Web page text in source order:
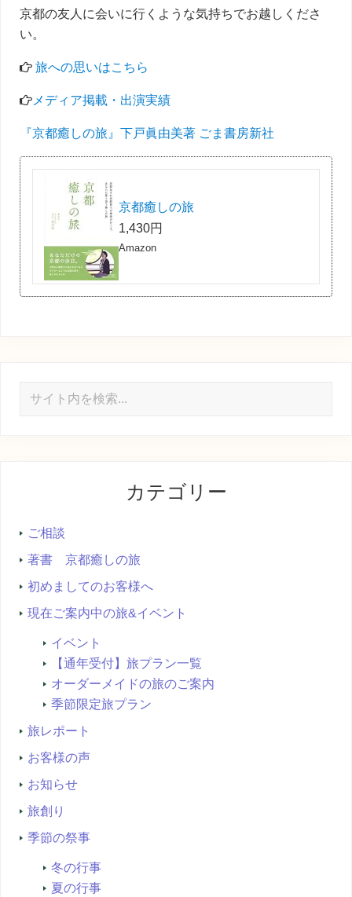
京都の友人に会いに行くような気持ちでお越しくださ
い。
旅への思いはこちら
メディア掲載・出演実績
『京都癒しの旅』下戸眞由美著 ごま書房新社
京都癒しの旅
1,430円
Amazon
カテゴリー
ご相談
著書 京都癒しの旅
初めましてのお客様へ
現在ご案内中の旅&イベント
イベント
【通年受付】旅プラン一覧
オーダーメイドの旅のご案内
季節限定旅プラン
旅レポート
お客様の声
お知らせ
旅創り
季節の祭事
冬の行事
夏の行事